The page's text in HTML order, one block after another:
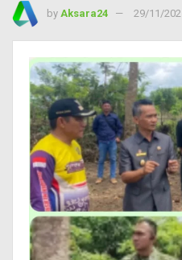
by Aksara24 29/11/